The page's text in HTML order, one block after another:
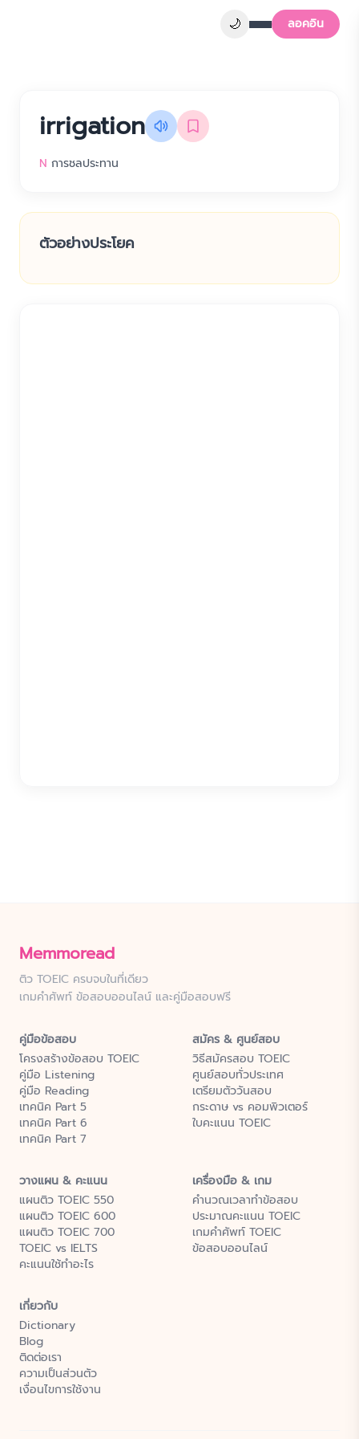
🌙 ลอคอิน
irrigation
N การชลประทาน
ตัวอย่างประโยค
Memmoread
ติว TOEIC ครบจบในที่เดียว
เกมคำศัพท์ ข้อสอบออนไลน์ และคู่มือสอบฟรี
คู่มือข้อสอบ
โครงสร้างข้อสอบ TOEIC
คู่มือ Listening
คู่มือ Reading
เทคนิค Part 5
เทคนิค Part 6
เทคนิค Part 7
สมัคร & ศูนย์สอบ
วิธีสมัครสอบ TOEIC
ศูนย์สอบทั่วประเทศ
เตรียมตัววันสอบ
กระดาษ vs คอมพิวเตอร์
ใบคะแนน TOEIC
วางแผน & คะแนน
แผนติว TOEIC 550
แผนติว TOEIC 600
แผนติว TOEIC 700
TOEIC vs IELTS
คะแนนใช้ทำอะไร
เครื่องมือ & เกม
คำนวณเวลาทำข้อสอบ
ประมาณคะแนน TOEIC
เกมคำศัพท์ TOEIC
ข้อสอบออนไลน์
เกี่ยวกับ
Dictionary
Blog
ติดต่อเรา
ความเป็นส่วนตัว
เงื่อนไขการใช้งาน